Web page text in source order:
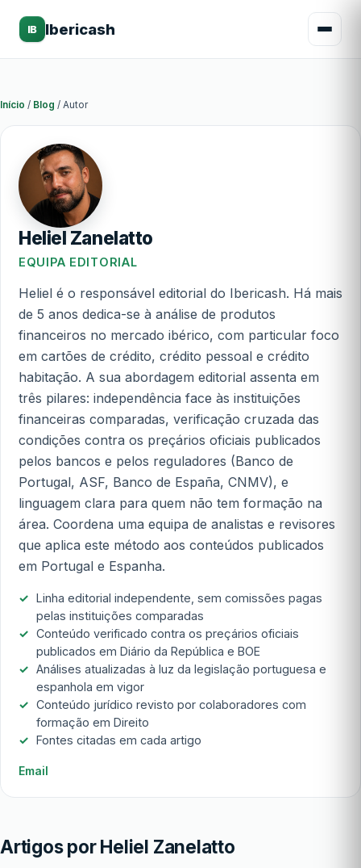
IB Ibericash
Início / Blog / Autor
Heliel Zanelatto
EQUIPA EDITORIAL
Heliel é o responsável editorial do Ibericash. Há mais
de 5 anos dedica-se à análise de produtos
financeiros no mercado ibérico, com particular foco
em cartões de crédito, crédito pessoal e crédito
habitação. A sua abordagem editorial assenta em
três pilares: independência face às instituições
financeiras comparadas, verificação cruzada das
condições contra os preçários oficiais publicados
pelos bancos e pelos reguladores (Banco de
Portugal, ASF, Banco de España, CNMV), e
linguagem clara para quem não tem formação na
área. Coordena uma equipa de analistas e revisores
que aplica este método aos conteúdos publicados
em Portugal e Espanha.
Linha editorial independente, sem comissões pagas
pelas instituições comparadas
Conteúdo verificado contra os preçários oficiais
publicados em Diário da República e BOE
Análises atualizadas à luz da legislação portuguesa e
espanhola em vigor
Conteúdo jurídico revisto por colaboradores com
formação em Direito
Fontes citadas em cada artigo
Email
Artigos por Heliel Zanelatto